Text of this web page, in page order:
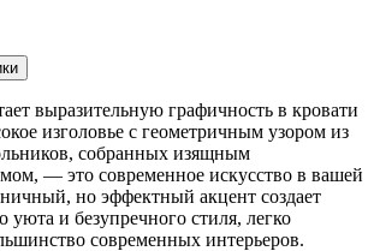
выразительную графичность в кровати
изголовье с геометричным узором из
собранных изящным
— это современное искусство в вашей
но эффектный акцент создает
уюта и безупречного стиля, легко
современных интерьеров.